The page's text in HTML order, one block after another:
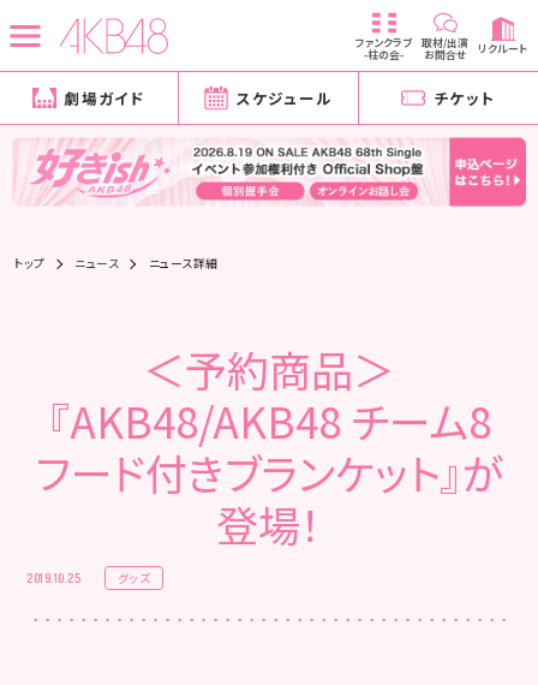
ファンクラブ
-柱の会-
取材/出演
お問合せ リクルート
劇場ガイド スケジュール チケット
トップ ニュース ニュース詳細
＜予約商品＞
『AKB48/AKB48 チーム8
フード付きブランケット』が
登場！
2019.10.25 グッズ